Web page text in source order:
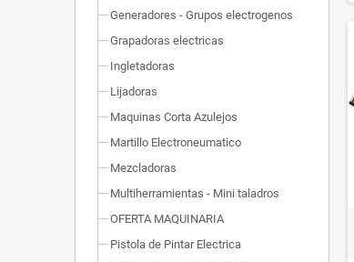
Generadores - Grupos electrogenos
Grapadoras electricas
Ingletadoras
Lijadoras
Maquinas Corta Azulejos
Martillo Electroneumatico
Mezcladoras
Multiherramientas - Mini taladros
OFERTA MAQUINARIA
Pistola de Pintar Electrica